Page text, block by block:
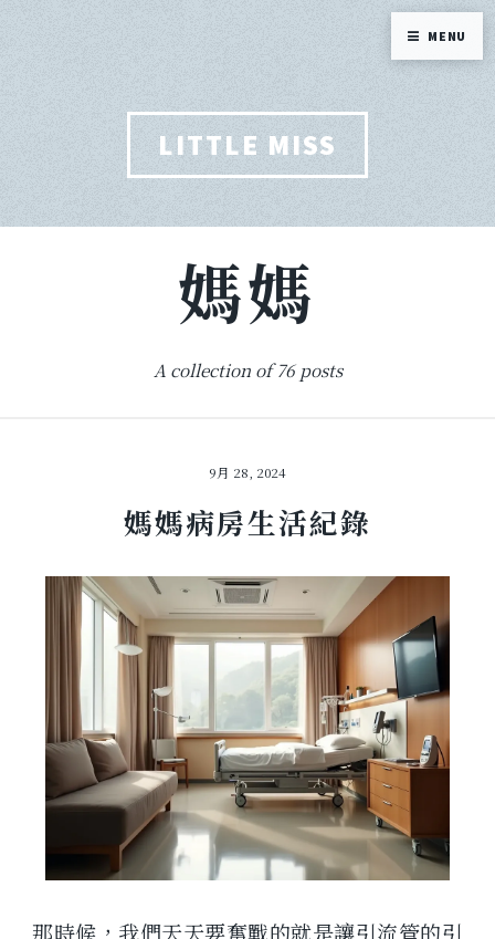
LITTLE MISS
媽媽
A collection of 76 posts
9月 28, 2024
媽媽病房生活紀錄
那時候，我們天天要奮戰的就是讓引流管的引
MENU